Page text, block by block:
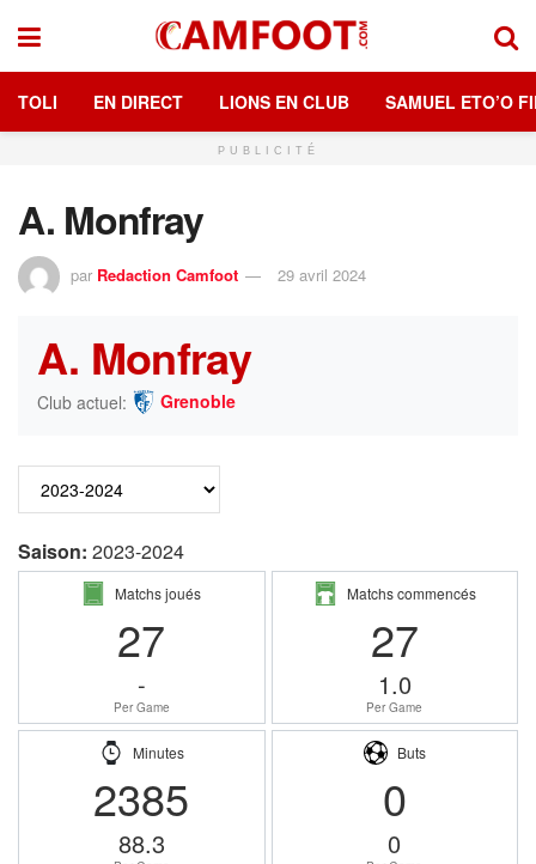
TOLI EN DIRECT LIONS EN CLUB SAMUEL ETO’O
PUBLICITÉ
A. Monfray
par Redaction Camfoot 29 avril 2024
A. Monfray
Club actuel: Grenoble
Saison: 2023-2024
Matchs joués
27
-
Per Game
Matchs commencés
27
1.0
Per Game
Minutes
2385
88.3
Buts
0
0